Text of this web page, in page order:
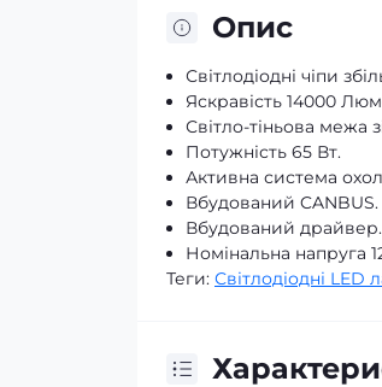
Опис
Світлодіодні чіпи
Яскравість 14000
Світло-тіньова межа
Потужність 65 Вт.
Активна система
Вбудований CANBUS.
Вбудований драйвер.
Номінальна напруга
Теги: Світлодіодні LED